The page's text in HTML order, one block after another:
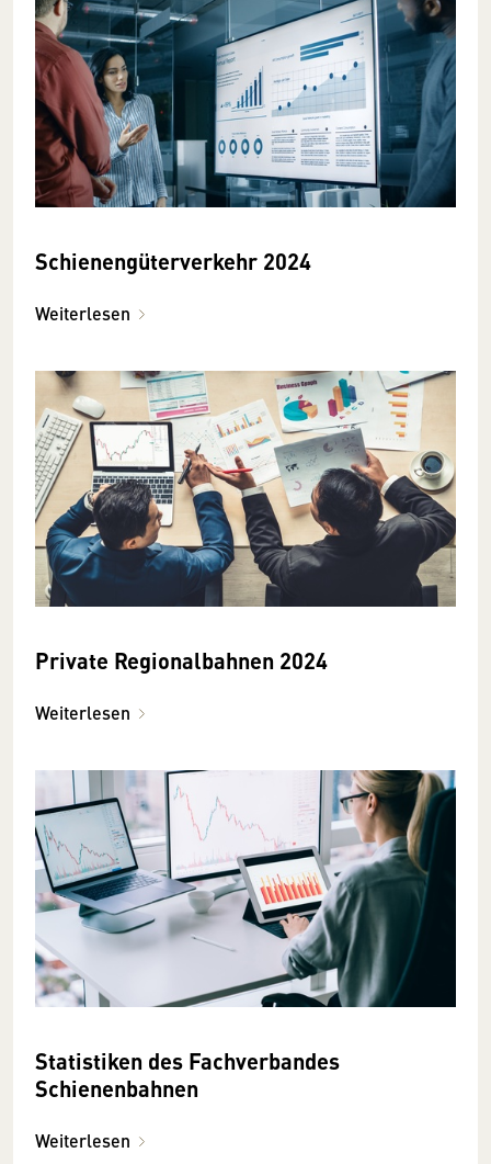
Schienengüterverkehr 2024
Weiterlesen
Private Regionalbahnen 2024
Weiterlesen
Statistiken des Fachverbandes
Schienenbahnen
Weiterlesen